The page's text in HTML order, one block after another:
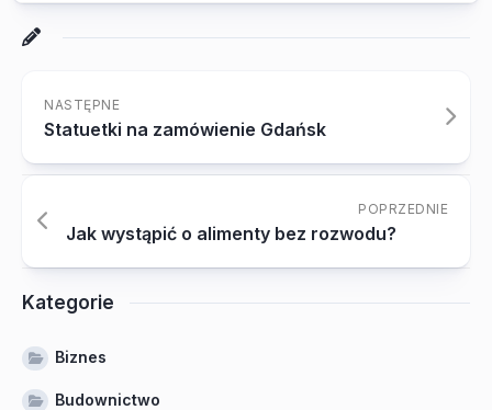
NASTĘPNE
Statuetki na zamówienie Gdańsk
POPRZEDNIE
Jak wystąpić o alimenty bez rozwodu?
Kategorie
Biznes
Budownictwo